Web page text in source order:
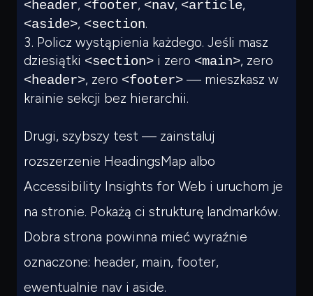
<header, <footer, <nav, <article,
<aside>, <section.
Policz wystąpienia każdego. Jeśli masz
dziesiątki <section> i zero <main>, zero
<header>, zero <footer> — mieszkasz w
krainie sekcji bez hierarchii.
Drugi, szybszy test — zainstaluj
rozszerzenie HeadingsMap albo
Accessibility Insights for Web i uruchom je
na stronie. Pokażą ci strukturę landmarków.
Dobra strona powinna mieć wyraźnie
oznaczone: header, main, footer,
ewentualnie nav i aside.